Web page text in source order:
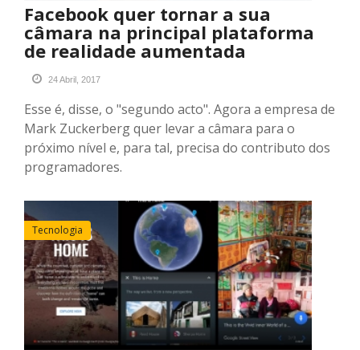
Facebook quer tornar a sua
câmara na principal plataforma
de realidade aumentada
24 Abril, 2017
Esse é, disse, o "segundo acto". Agora a empresa de
Mark Zuckerberg quer levar a câmara para o
próximo nível e, para tal, precisa do contributo dos
programadores.
Tecnologia